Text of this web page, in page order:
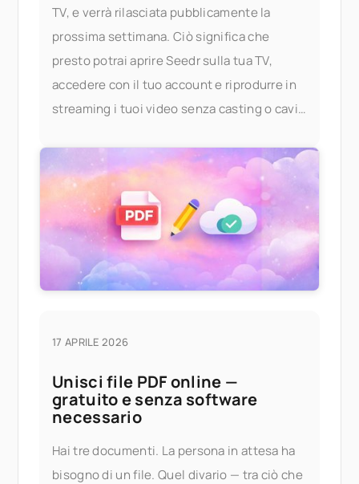
TV, e verrà rilasciata pubblicamente la
prossima settimana. Ciò significa che
presto potrai aprire Seedr sulla tua TV,
accedere con il tuo account e riprodurre in
streaming i tuoi video senza casting o cavi.
17 APRILE 2026
Unisci file PDF online —
gratuito e senza software
necessario
Hai tre documenti. La persona in attesa ha
bisogno di un file. Quel divario — tra ciò che